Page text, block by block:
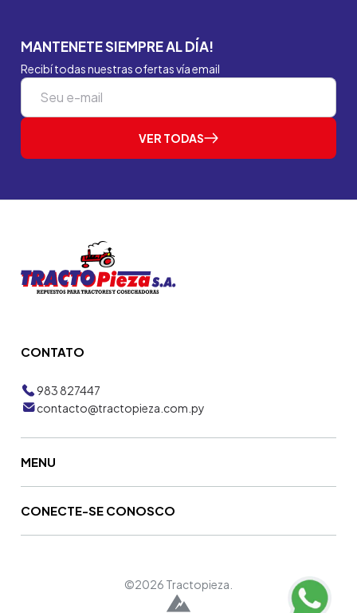
MANTENETE SIEMPRE AL DÍA!
Recibí todas nuestras ofertas vía email
VER TODAS
CONTATO
983 827447
contacto@tractopieza.com.py
MENU
CONECTE-SE CONOSCO
©2026 Tractopieza.